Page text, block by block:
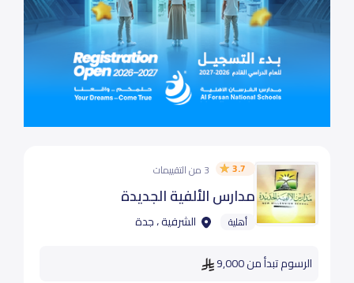
3.7 3 من التقييمات
مدارس الألفية الجديدة
أهلية الشرفية ، جدة
الرسوم تبدأ من 9,000